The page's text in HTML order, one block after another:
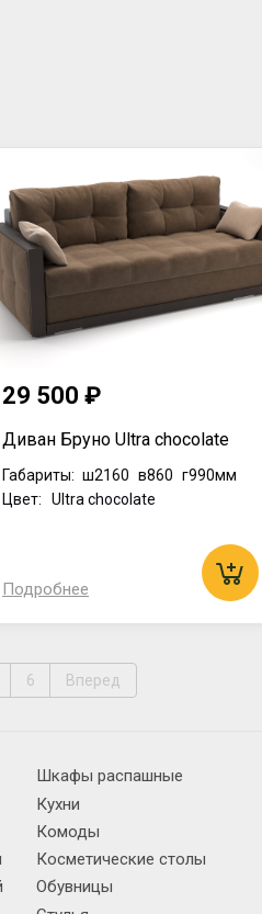
29 500 ₽
Диван Бруно Ultra chocolate
Габариты: ш2160 в860 г990мм
Цвет: Ultra chocolate
Подробнее
6 Вперед
Шкафы распашные
Кухни
Комоды
Косметические столы
Обувницы